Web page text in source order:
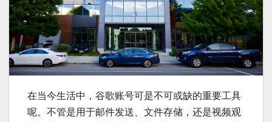
在当今生活中，谷歌账号可是不可或缺的重要工具
呢。不管是用于邮件发送、文件存储，还是视频观